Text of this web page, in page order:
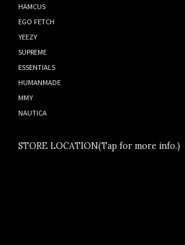
HAMCUS
EGO FETCH
YEEZY
SUPREME
ESSENTIALS
HUMANMADE
MMY
NAUTICA
STORE LOCATION(Tap for more info.)